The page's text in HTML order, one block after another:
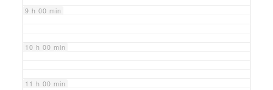
9 h 00 min
10 h 00 min
11 h 00 min